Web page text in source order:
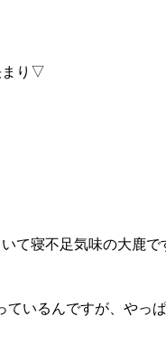
まり▽
寝不足気味の大鹿です
いるんですが、や